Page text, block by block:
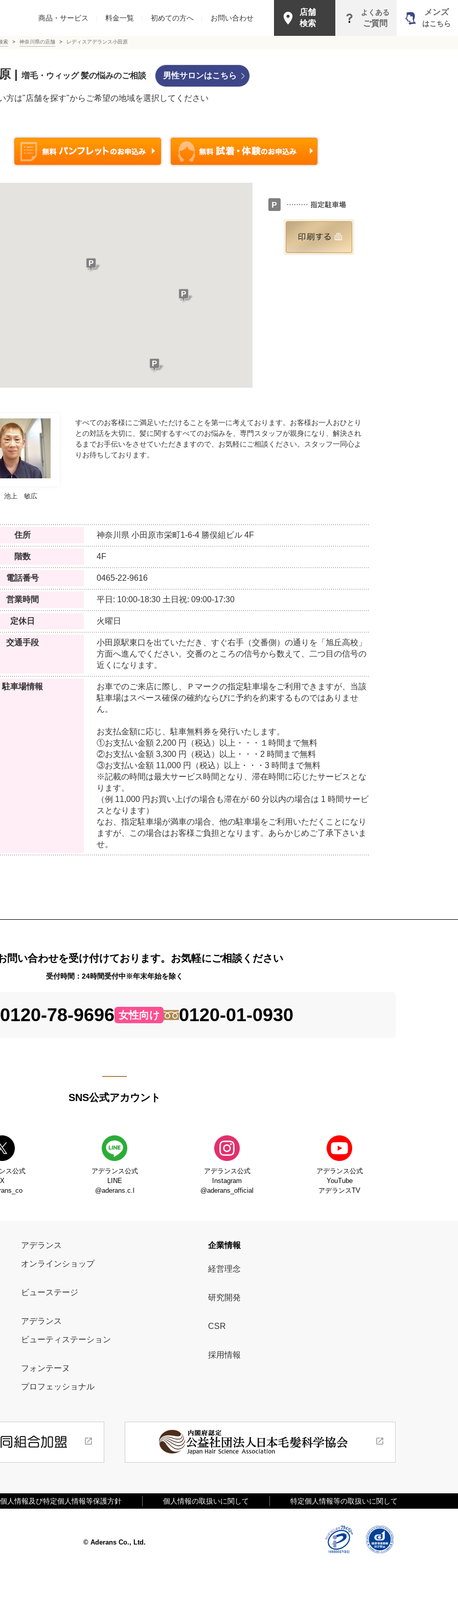
商品・サービス 料金一覧 初めての方へ お問い合わせ
店舗
検索
よくある
ご質問
メンズ
はこちら
索 神奈川県の店舗 レディスアデランス小田原
| 増毛・ウィッグ 髪の悩みのご相談 男性サロンはこちら
方は"店舗を探す"からご希望の地域を選択してください
池上 敏広
すべてのお客様にご満足いただけることを第一に考えております。お客様お一人おひとり
との対話を大切に、髪に関するすべてのお悩みを、専門スタッフが親身になり、解決され
るまでお手伝いをさせていただきますので、お気軽にご相談ください。スタッフ一同心よ
りお待ちしております。
住所 神奈川県 小田原市栄町1-6-4 勝俣組ビル 4F
階数 4F
電話番号 0465-22-9616
営業時間 平日: 10:00-18:30 土日祝: 09:00-17:30
定休日 火曜日
交通手段
小田原駅東口を出ていただき、すぐ右手（交番側）の通りを「旭丘高校」
方面へ進んでください。交番のところの信号から数えて、二つ目の信号の
近くになります。
駐車場情報
お車でのご来店に際し、Ｐマークの指定駐車場をご利用できますが、当該
駐車場はスペース確保の確約ならびに予約を約束するものではありませ
ん。
お支払金額に応じ、駐車無料券を発行いたします。
①お支払い金額 2,200 円（税込）以上・・・１時間まで無料
②お支払い金額 3,300 円（税込）以上・・・2 時間まで無料
③お支払い金額 11,000 円（税込）以上・・・3 時間まで無料
※記載の時間は最大サービス時間となり、滞在時間に応じたサービスとな
ります。
（例 11,000 円お買い上げの場合も滞在が 60 分以内の場合は 1 時間サービ
スとなります）
なお、指定駐車場が満車の場合、他の駐車場をご利用いただくことになり
ますが、この場合はお客様ご負担となります。あらかじめご了承下さいま
せ。
問い合わせを受け付けております。お気軽にご相談ください
受付時間：24時間受付中※年末年始を除く
0120-78-9696 女性向け 0120-01-0930
SNS公式アカウント
ス公式
X
アデランス公式
LINE
@aderans.c.l
アデランス公式
Instagram
@aderans_official
アデランス公式
YouTube
アデランスTV
アデランス
オンラインショップ
ビューステージ
アデランス
ビューティステーション
フォンテーヌ
プロフェッショナル
企業情報
経営理念
研究開発
CSR
採用情報
個人情報及び特定個人情報等保護方針 個人情報の取扱いに関して 特定個人情報等の取扱いに関して
© Aderans Co., Ltd.